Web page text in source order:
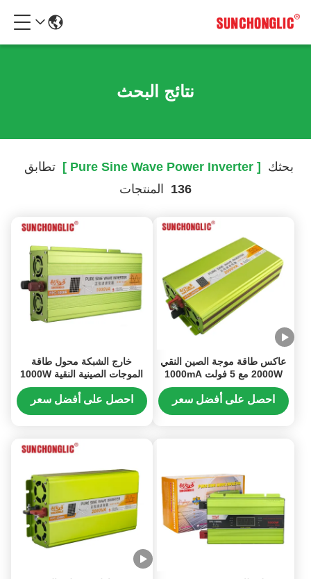
نتائج البحث
بحثك [ Pure Sine Wave Power Inverter ]
تطابق
136 المنتجات
عاكس طاقة موجة الصين النقي
2000W مع 5 فولت 1000mA
USB و 94٪ كفاءة DC إلى
تحويل AC
احصل على أفضل سعر
خارج الشبكة محول طاقة
الموجات الصينية النقية 1000W
مع كفاءة 94٪ للاستخدام
الصناعي
احصل على أفضل سعر